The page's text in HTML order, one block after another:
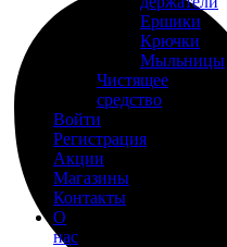
Ершики
Крючки
Мыльницы
Чистящее
средство
Войти
Регистрация
Акции
Магазины
Контакты
О
нас